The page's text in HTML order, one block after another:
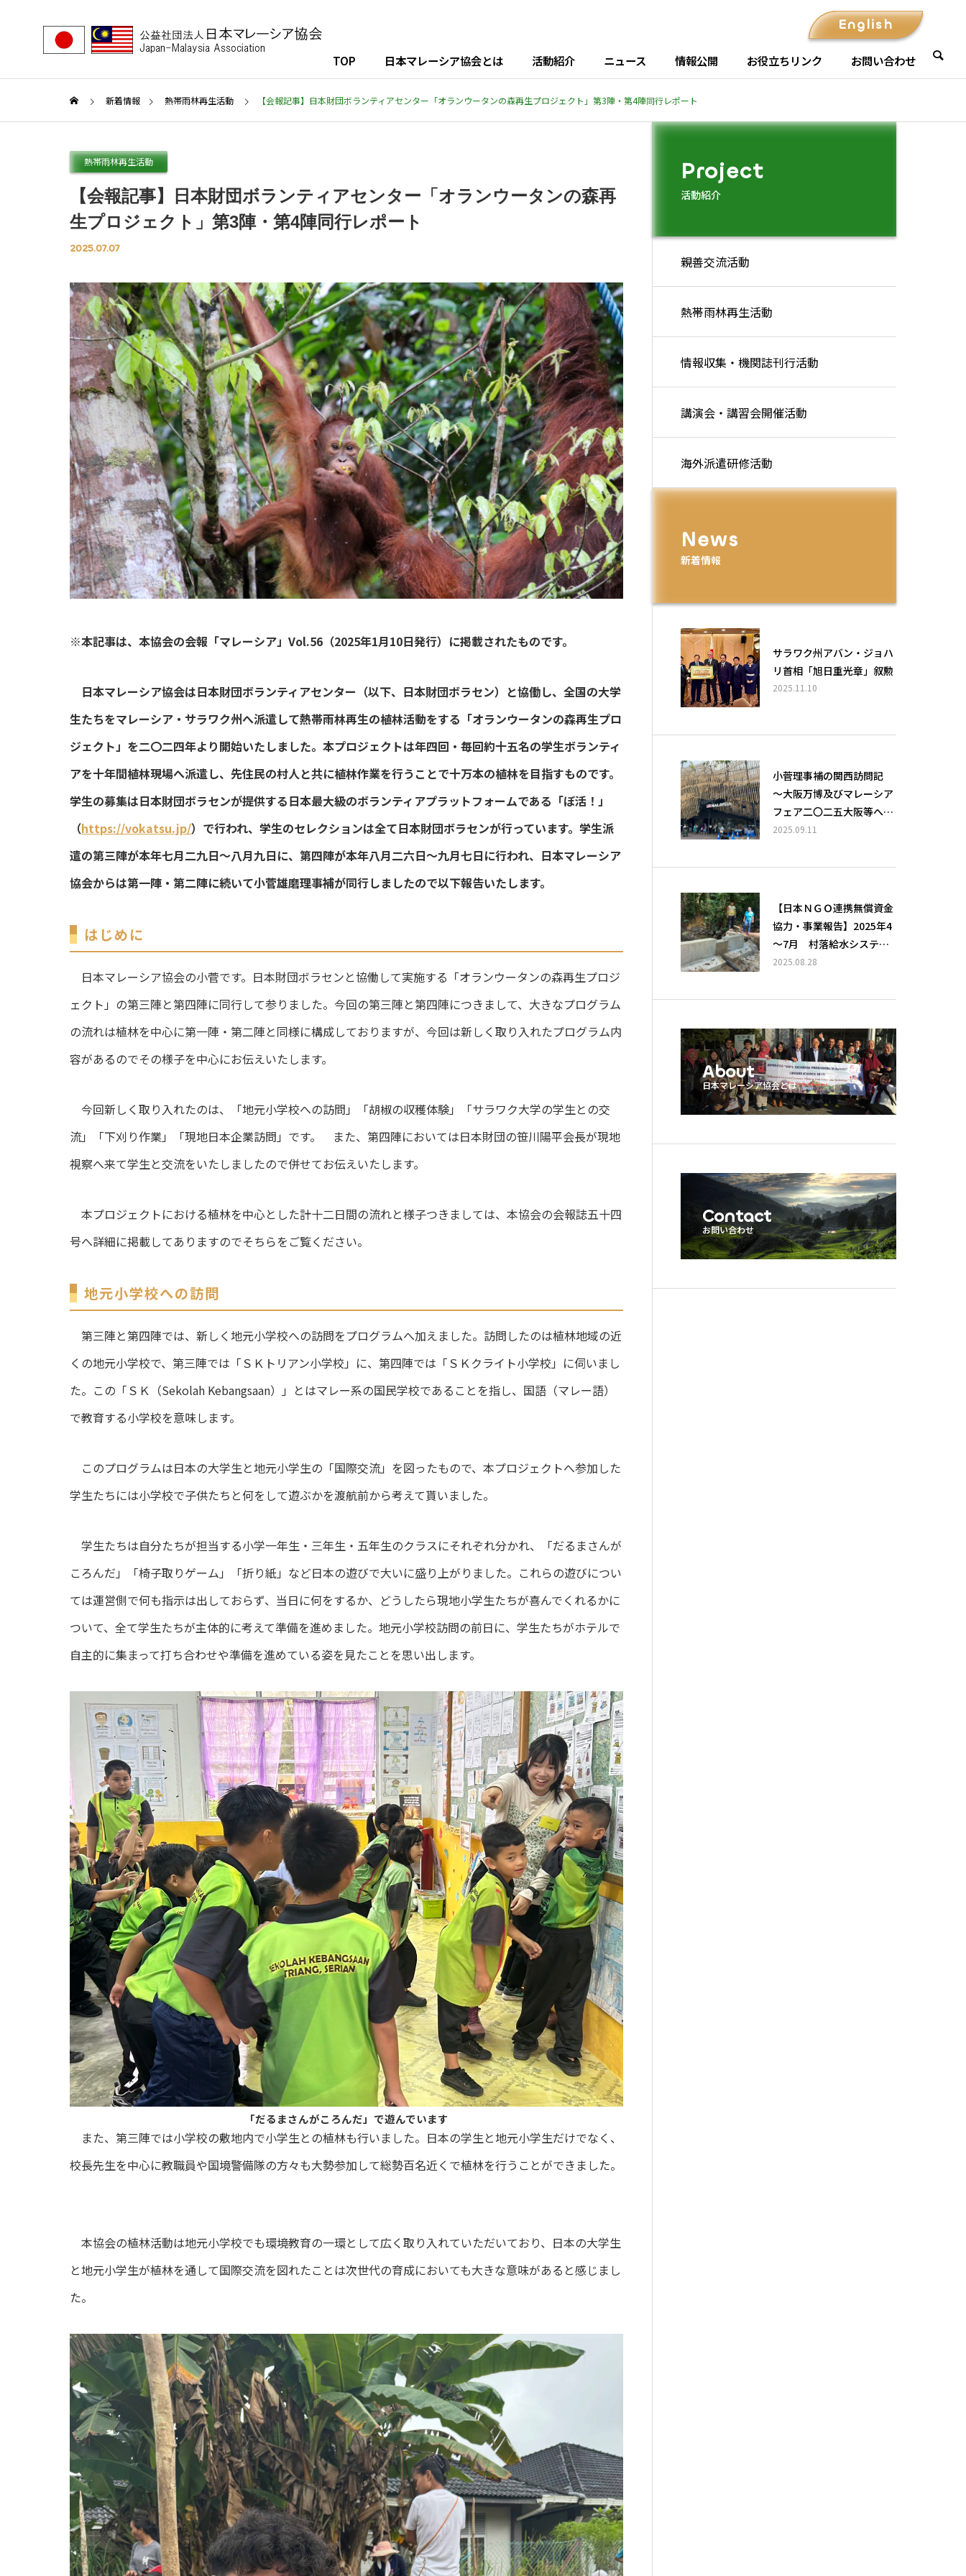
English
TOP 日本マレーシア協会とは 活動紹介 ニュース 情報公開 お役立ちリンク お問い合わせ
Project
Friendship
Exchange
親善交流活動
Rainforest
Restration
熱帯雨林再生活動
Publication
情報収集・機関誌刊行活動
Seminars
News
新着情報
サラワク州アバン・ジョハリ
首相「旭日重光章」叙勲
小菅理事補の関西訪問記 ～
大阪万博及びマレーシアフェ
ア二〇二五大阪等へ訪問～
【日本ＮＧＯ連携無償資金協
力・事業報告】2025年4～7
月 村落給水システム整備に
よる生活改善と関連機関のネ
ットワーク構築事業
業報告】2025年4～7月 熱帯
新着情報 熱帯雨林再生活動 【会報記事】日本財団ボランティアセンター「オランウータンの森再生プロジェクト」第3陣・第4陣同行レポート
熱帯雨林再生活動
【会報記事】日本財団ボランティアセンター「オランウータンの森再
生プロジェクト」第3陣・第4陣同行レポート
2025.07.07
※本記事は、本協会の会報「マレーシア」Vol.56（2025年1月10日発行）に掲載されたものです。
日本マレーシア協会は日本財団ボランティアセンター（以下、日本財団ボラセン）と協働し、全国の大学
生たちをマレーシア・サラワク州へ派遣して熱帯雨林再生の植林活動をする「オランウータンの森再生プロ
ジェクト」を二〇二四年より開始いたしました。本プロジェクトは年四回・毎回約十五名の学生ボランティ
アを十年間植林現場へ派遣し、先住民の村人と共に植林作業を行うことで十万本の植林を目指すものです。
学生の募集は日本財団ボラセンが提供する日本最大級のボランティアプラットフォームである「ぼ活！」
（https://vokatsu.jp/）で行われ、学生のセレクションは全て日本財団ボラセンが行っています。学生派
遣の第三陣が本年七月二九日～八月九日に、第四陣が本年八月二六日～九月七日に行われ、日本マレーシア
協会からは第一陣・第二陣に続いて小菅雄磨理事補が同行しましたので以下報告いたします。
はじめに
日本マレーシア協会の小菅です。日本財団ボラセンと協働して実施する「オランウータンの森再生プロジ
ェクト」の第三陣と第四陣に同行して参りました。今回の第三陣と第四陣につきまして、大きなプログラム
の流れは植林を中心に第一陣・第二陣と同様に構成しておりますが、今回は新しく取り入れたプログラム内
容があるのでその様子を中心にお伝えいたします。
今回新しく取り入れたのは、「地元小学校への訪問」「胡椒の収穫体験」「サラワク大学の学生との交
流」「下刈り作業」「現地日本企業訪問」です。 また、第四陣においては日本財団の笹川陽平会長が現地
視察へ来て学生と交流をいたしましたので併せてお伝えいたします。
本プロジェクトにおける植林を中心とした計十二日間の流れと様子つきましては、本協会の会報誌五十四
号へ詳細に掲載してありますのでそちらをご覧ください。
地元小学校への訪問
第三陣と第四陣では、新しく地元小学校への訪問をプログラムへ加えました。訪問したのは植林地域の近
くの地元小学校で、第三陣では「ＳＫトリアン小学校」に、第四陣では「ＳＫクライト小学校」に伺いまし
た。この「ＳＫ（Sekolah Kebangsaan）」とはマレー系の国民学校であることを指し、国語（マレー語）
で教育する小学校を意味します。
このプログラムは日本の大学生と地元小学生の「国際交流」を図ったもので、本プロジェクトへ参加した
学生たちには小学校で子供たちと何をして遊ぶかを渡航前から考えて貰いました。
学生たちは自分たちが担当する小学一年生・三年生・五年生のクラスにそれぞれ分かれ、「だるまさんが
ころんだ」「椅子取りゲーム」「折り紙」など日本の遊びで大いに盛り上がりました。これらの遊びについ
ては運営側で何も指示は出しておらず、当日に何をするか、どうしたら現地小学生たちが喜んでくれるかに
ついて、全て学生たちが主体的に考えて準備を進めました。地元小学校訪問の前日に、学生たちがホテルで
自主的に集まって打ち合わせや準備を進めている姿を見たことを思い出します。
「だるまさんがころんだ」で遊んでいます
また、第三陣では小学校の敷地内で小学生との植林も行いました。日本の学生と地元小学生だけでなく、
校長先生を中心に教職員や国境警備隊の方々も大勢参加して総勢百名近くで植林を行うことができました。
本協会の植林活動は地元小学校でも環境教育の一環として広く取り入れていただいており、日本の大学生
と地元小学生が植林を通して国際交流を図れたことは次世代の育成においても大きな意味があると感じまし
た。
Project
活動紹介
親善交流活動
熱帯雨林再生活動
情報収集・機関誌刊行活動
講演会・講習会開催活動
海外派遣研修活動
News
サラワク州アバン・ジョハ
リ首相「旭日重光章」叙勲
2025.11.10
小菅理事補の関西訪問記
～大阪万博及びマレーシア
フェア二〇二五大阪等へ訪
問～
2025.09.11
【日本ＮＧＯ連携無償資金
協力・事業報告】2025年4
～7月 村落給水システム
整備による生活改善と関連
業
2025.08.28
About
Contact